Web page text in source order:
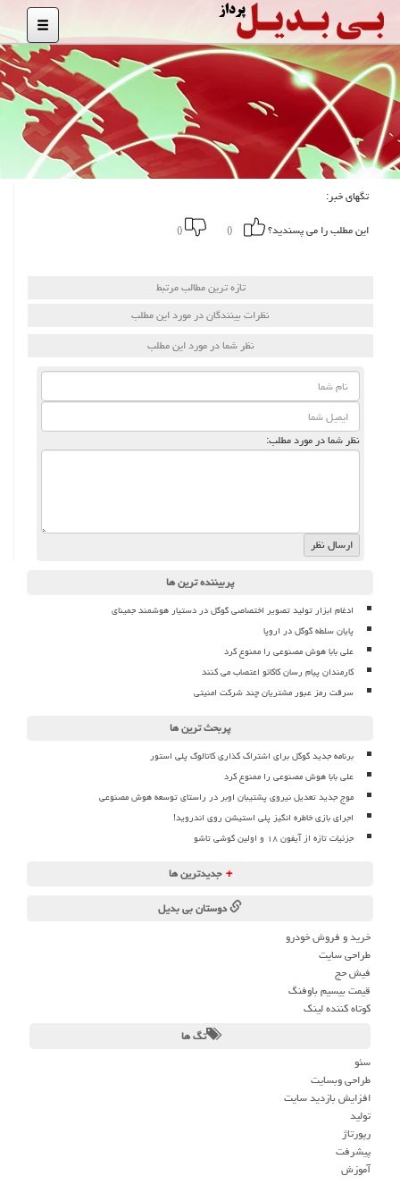
تگهای خبر:
این مطلب را می پسندید؟
()
()
تازه ترین مطالب مرتبط
نظرات بینندگان در مورد این مطلب
نظر شما در مورد این مطلب
نظر شما در مورد مطلب:
پربیننده ترین ها
ادغام ابزار تولید تصویر اختصاصی گوگل در دستیار هوشمند جمینای
پایان سلطه گوگل در اروپا
علی بابا هوش مصنوعی را ممنوع کرد
کارمندان پیام رسان کاکائو اعتصاب می کنند
سرقت رمز عبور مشتریان چند شرکت امنیتی
پربحث ترین ها
برنامه جدید گوگل برای اشتراک گذاری کاتالوگ پلی استور
علی بابا هوش مصنوعی را ممنوع کرد
موج جدید تعدیل نیروی پشتیبان اوبر در راستای توسعه هوش مصنوعی
اجرای بازی خاطره انگیز پلی استیشن روی اندروید!
جزئیات تازه از آیفون ۱۸ و اولین گوشی تاشو
+ جدیدترین ها
دوستان بی بدیل
خرید و فروش خودرو
طراحی سایت
فیش حج
قیمت بیسیم باوفنگ
کوتاه کننده لینک
تگ ها
سئو
طراحی وبسایت
افزایش بازدید سایت
تولید
رپورتاژ
پیشرفت
آموزش